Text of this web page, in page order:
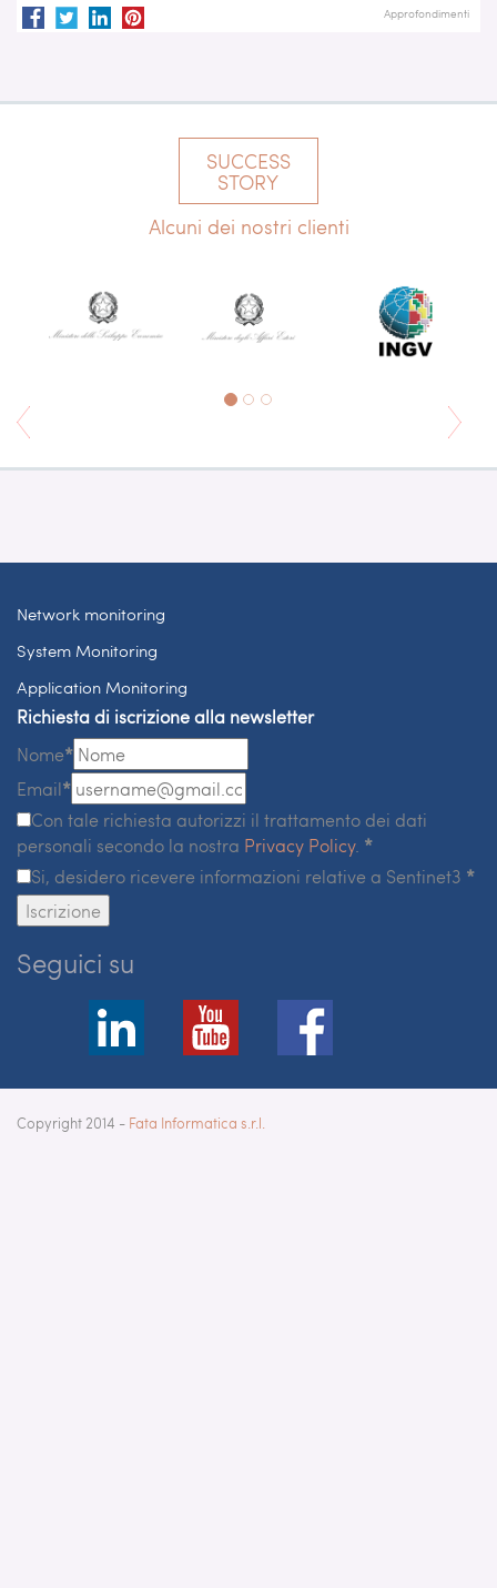
Approfondimenti
SUCCESS
STORY
Alcuni dei nostri clienti
Network monitoring
System Monitoring
Application Monitoring
Richiesta di iscrizione alla newsletter
Nome*
Email*
Con tale richiesta autorizzi il trattamento dei dati
personali secondo la nostra Privacy Policy. *
Si, desidero ricevere informazioni relative a Sentinet3 *
Iscrizione
Seguici su
Copyright 2014 - Fata Informatica s.r.l.